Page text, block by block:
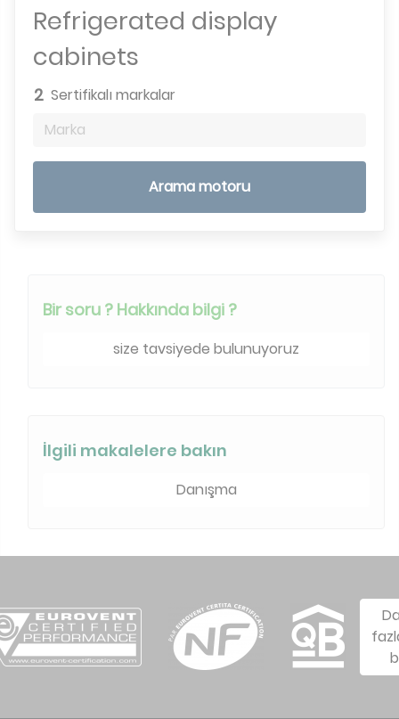
Refrigerated display
cabinets
2 Sertifikalı markalar
Marka
Arama motoru
Bir soru ? Hakkında bilgi ?
size tavsiyede bulunuyoruz
İlgili makalelere bakın
Danışma